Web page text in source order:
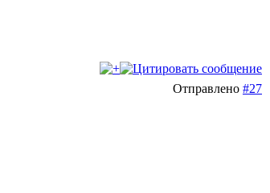
Отправлено #27